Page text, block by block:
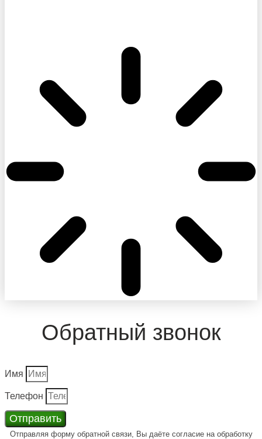
Обратный звонок
Имя
Телефон
Отправить
Отправляя форму обратной связи, Вы даёте согласие на обработку